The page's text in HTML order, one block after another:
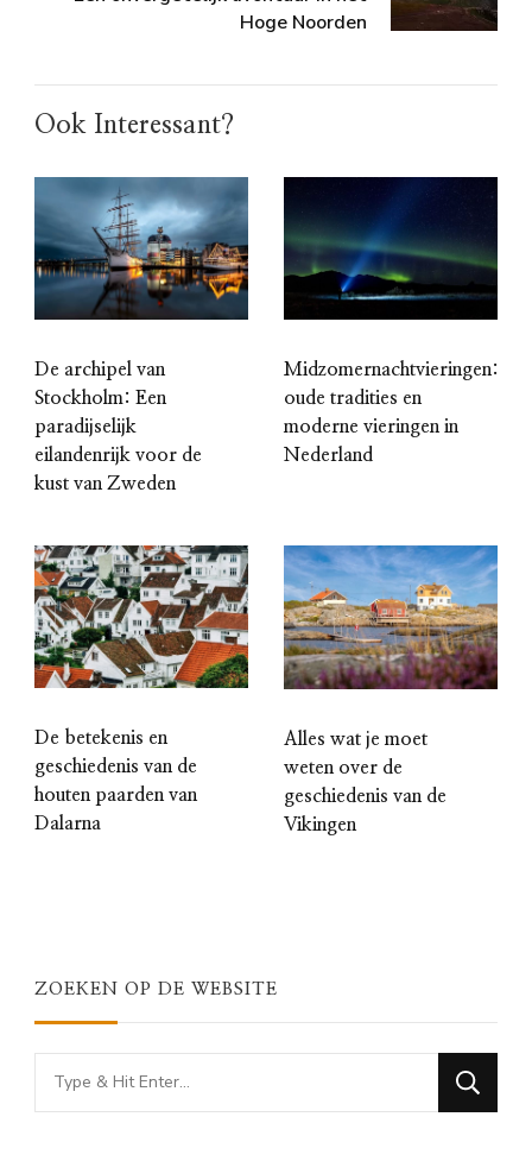
Hoge Noorden
Ook Interessant?
De archipel van
Stockholm: Een
paradijselijk
eilandenrijk voor de
kust van Zweden
Midzomernachtvieringen:
oude tradities en
moderne vieringen in
Nederland
De betekenis en
geschiedenis van de
houten paarden van
Dalarna
Alles wat je moet
weten over de
geschiedenis van de
Vikingen
ZOEKEN OP DE WEBSITE
Looking
for